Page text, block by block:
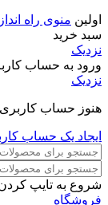
اولین منوی راه
سبد خرید
نزدیک
ورود به حساب
نزدیک
هنوز حساب کاربری
ایجاد یک حساب
شروع به تایپ
فروشگاه